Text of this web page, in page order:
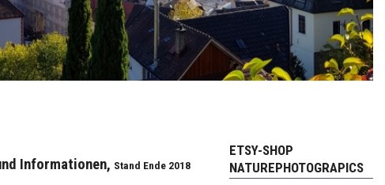
Informationen, Stand Ende 2018
ETSY-SHOP
NATUREPHOTOGRAPICS